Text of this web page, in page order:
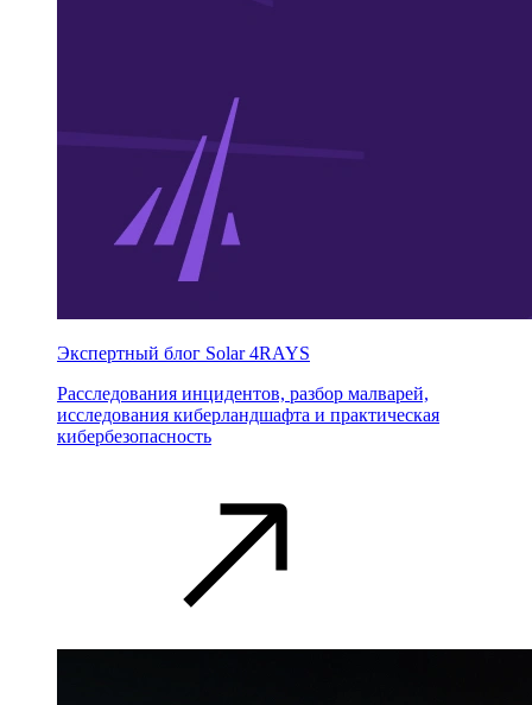
Экспертный блог Solar 4RAYS
Расследования инцидентов, разбор малварей,
исследования киберландшафта и практическая
кибербезопасность